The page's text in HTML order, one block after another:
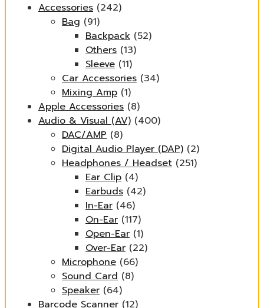
Accessories (242)
Bag (91)
Backpack (52)
Others (13)
Sleeve (11)
Car Accessories (34)
Mixing Amp (1)
Apple Accessories (8)
Audio & Visual (AV) (400)
DAC/AMP (8)
Digital Audio Player (DAP) (2)
Headphones / Headset (251)
Ear Clip (4)
Earbuds (42)
In-Ear (46)
On-Ear (117)
Open-Ear (1)
Over-Ear (22)
Microphone (66)
Sound Card (8)
Speaker (64)
Barcode Scanner (12)